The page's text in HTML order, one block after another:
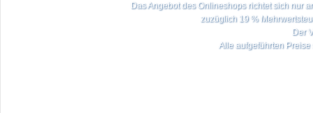
Das Angebot des Onlineshops richtet sich nur
zuzüglich 19 %
Der
Alle aufgeführten